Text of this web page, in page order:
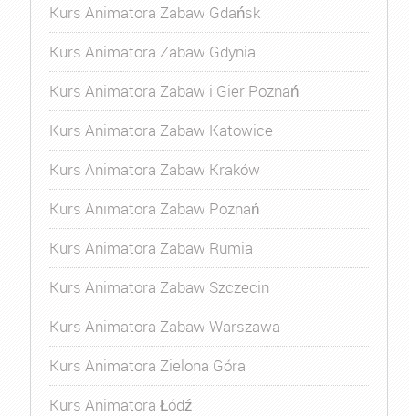
Kurs Animatora Zabaw Gdańsk
Kurs Animatora Zabaw Gdynia
Kurs Animatora Zabaw i Gier Poznań
Kurs Animatora Zabaw Katowice
Kurs Animatora Zabaw Kraków
Kurs Animatora Zabaw Poznań
Kurs Animatora Zabaw Rumia
Kurs Animatora Zabaw Szczecin
Kurs Animatora Zabaw Warszawa
Kurs Animatora Zielona Góra
Kurs Animatora Łódź